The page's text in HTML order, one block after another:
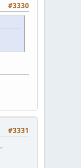
#3330
#3331